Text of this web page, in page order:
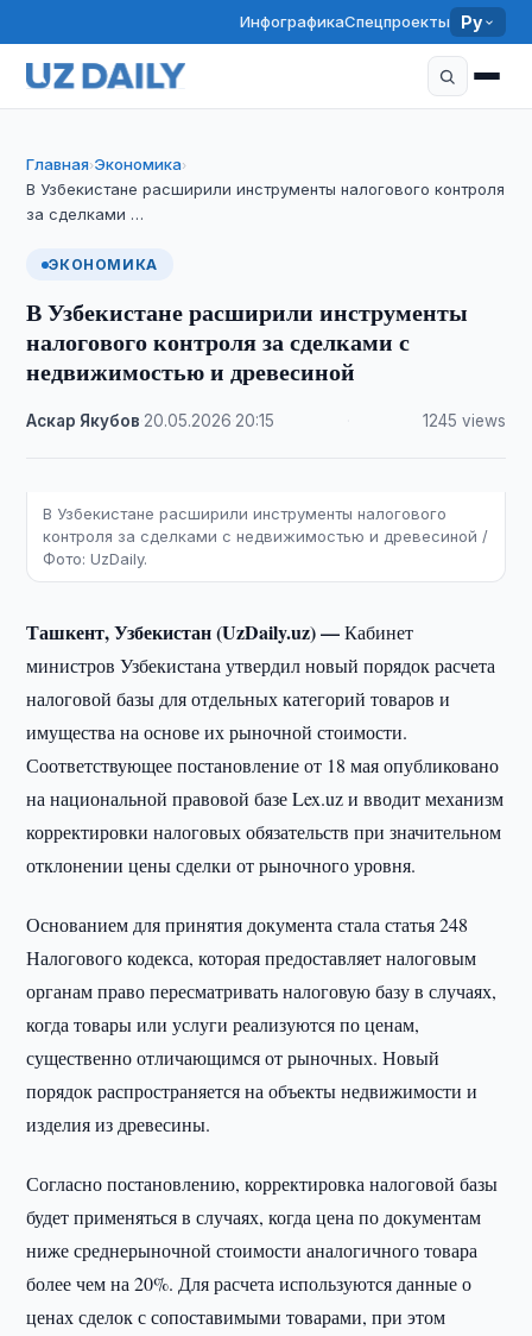
ИнфографикаСпецпроекты Ру
Главная›Экономика›
В Узбекистане расширили инструменты налогового контроля
за сделками …
ЭКОНОМИКА
В Узбекистане расширили инструменты
налогового контроля за сделками с
недвижимостью и древесиной
Аскар Якубов 20.05.2026 20:15 1245 views
В Узбекистане расширили инструменты налогового
контроля за сделками с недвижимостью и древесиной /
Фото: UzDaily.
Ташкент, Узбекистан (UzDaily.uz) —Кабинет
министров Узбекистана утвердил новый порядок расчета
налоговой базы для отдельных категорий товаров и
имущества на основе их рыночной стоимости.
Соответствующее постановление от 18 мая опубликовано
на национальной правовой базе Lex.uz и вводит механизм
корректировки налоговых обязательств при значительном
отклонении цены сделки от рыночного уровня.
Основанием для принятия документа стала статья 248
Налогового кодекса, которая предоставляет налоговым
органам право пересматривать налоговую базу в случаях,
когда товары или услуги реализуются по ценам,
существенно отличающимся от рыночных. Новый
порядок распространяется на объекты недвижимости и
изделия из древесины.
Согласно постановлению, корректировка налоговой базы
будет применяться в случаях, когда цена по документам
ниже среднерыночной стоимости аналогичного товара
более чем на 20%. Для расчета используются данные о
ценах сделок с сопоставимыми товарами, при этом